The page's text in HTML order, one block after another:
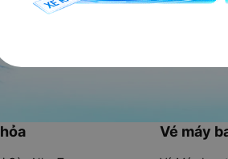
Vé máy